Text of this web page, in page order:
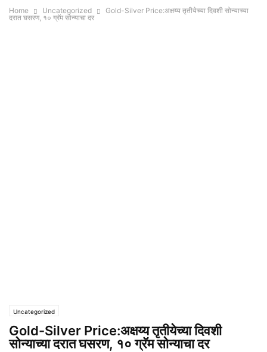
Home Uncategorized
Gold-Silver Price:अक्षय्य तृतीयेच्या दिवशी सोन्याच्या
दरात घसरण, १० ग्रॅम सोन्याचा दर
Uncategorized
Gold-Silver Price:अक्षय्य तृतीयेच्या दिवशी
सोन्याच्या दरात घसरण, १० ग्रॅम सोन्याचा दर